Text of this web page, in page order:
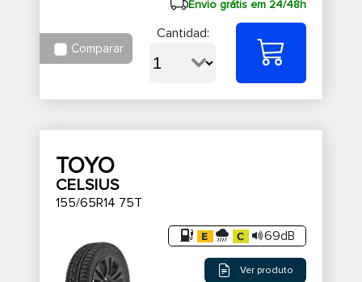
Envio grátis em 24/48h
Comparar
Cantidad:
TOYO
CELSIUS
155/65R14 75T
69dB
Ver produto